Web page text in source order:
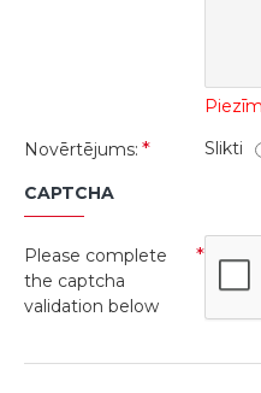
Novērtējums:
Slikti
CAPTCHA
Please complete
the captcha
validation below